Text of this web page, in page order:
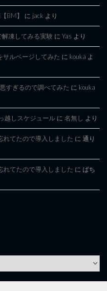
BM】 に jack より
凍してみる実験 に Yas より
サルベージしてみた に kouka よ
すぎるので調べてみた に kouka
越しスケジュール に 名無し より
れてたので導入しました に 通り
れてたので導入しました に ぱち